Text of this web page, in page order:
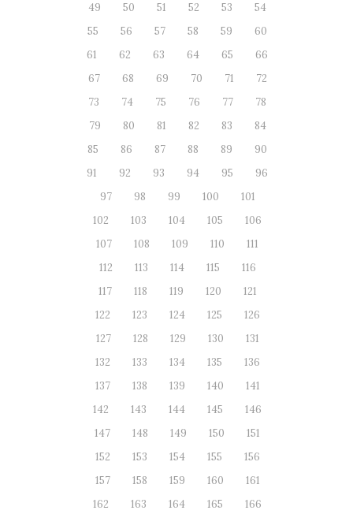
49
50 51 52 53
54
55
56 57 58 59
60
61
62 63 64 65
66
67
68 69 70 71
72
73
74 75 76 77
78
79
80 81 82 83
84
85
86 87 88 89
90
91
92 93 94 95
96
97
98 99 100
101
102
103 104 105
106
107
108 109 110
111
112
113 114 115
116
117
118 119 120
121
122
123 124 125
126
127
128 129 130
131
132
133 134 135
136
137
138 139 140
141
142
143 144 145
146
147
148 149 150
151
152
153 154 155
156
157
158 159 160
161
162
163 164 165
166